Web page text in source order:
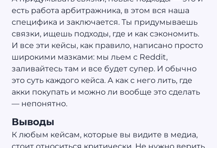
есть работа арбитражника, в этом вся наша
специфика и заключается. Ты придумываешь
связки, ищешь подходы, где и как сэкономить.
И все эти кейсы, как правило, написано просто
широкими мазками: мы льем с Reddit,
заливайтесь там и все будет супер. И обычно
это суть каждого кейса. А как с него лить, где
акки покупать и можно ли вообще это сделать
— непонятно.
Выводы
К любым кейсам, которые вы видите в медиа,